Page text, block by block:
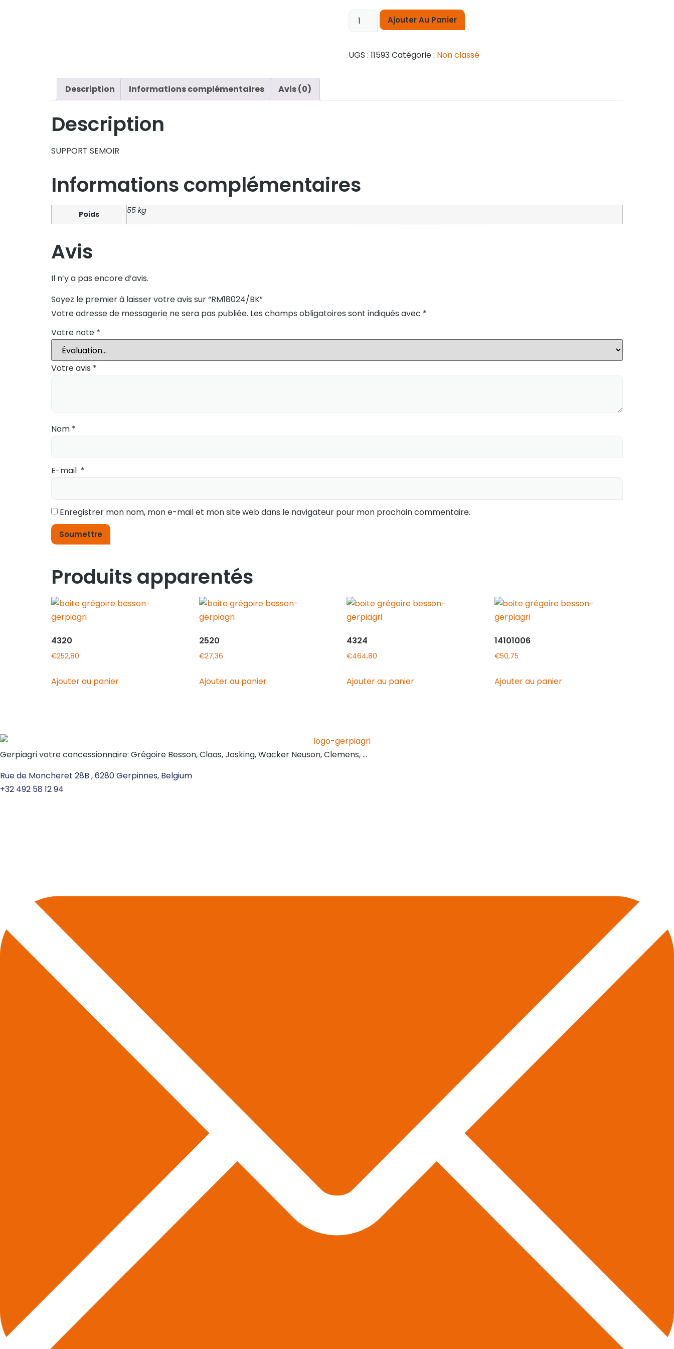
Ajouter Au Panier
UGS : 11593Catégorie : Non classé
Description Informations complémentaires Avis (0)
Description
SUPPORT SEMOIR
Informations complémentaires
Poids 55 kg
Avis
Il n’y a pas encore d’avis.
Soyez le premier à laisser votre avis sur “RM18024/BK”
Votre adresse de messagerie ne sera pas publiée. Les champs obligatoires sont indiqués avec *
Votre note *
Votre avis *
Nom *
E-mail *
Enregistrer mon nom, mon e-mail et mon site web dans le navigateur pour mon prochain commentaire.
Produits apparentés
4320
€252,80
Ajouter au panier
2520
€27,36
Ajouter au panier
4324
€464,80
Ajouter au panier
14101006
€50,75
Ajouter au panier
Gerpiagri votre concessionnaire: Grégoire Besson, Claas, Josking, Wacker Neuson, Clemens, …
Rue de Moncheret 28B , 6280 Gerpinnes, Belgium
+32 492 58 12 94